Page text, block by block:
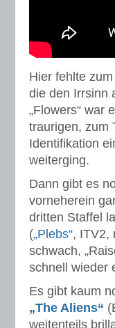
Hier fehlte
die den Irrsinn
„Flowers“ war
traurigen, zum
Identifikation
weiterging.
Dann gibt es
vorneherein
dritten Staffel
(„Plebs“, ITV2,
schwach,
schnell wieder
Es gibt kaum
„The Aliens“
weitenteils